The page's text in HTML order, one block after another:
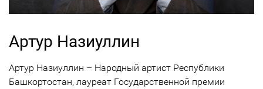
Артур Назиуллин
Артур Назиуллин – Народный артист Республики
Башкортостан, лауреат Государственной премии